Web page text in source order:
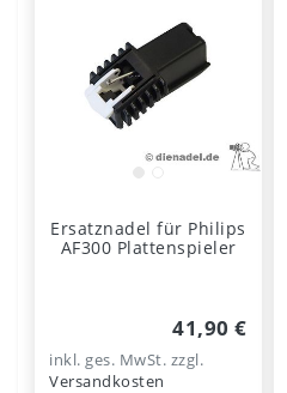
Ersatznadel für Philips
AF300 Plattenspieler
41,90 €
inkl. ges. MwSt. zzgl.
Versandkosten